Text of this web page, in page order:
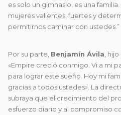
es solo un gimnasio, es una
mujeres valientes, fuertes y
permitirnos caminar con ustedes.”
Por su parte, Benjamín Ávila ,
«Empire creció conmigo. Vi a mi
para lograr este sueño. Hoy mi
gracias a todos ustedes». La
subraya que el crecimiento del
esfuerzo diario y al compromiso